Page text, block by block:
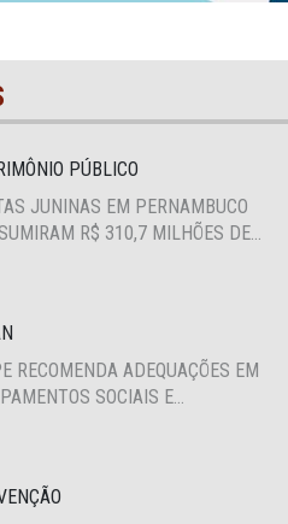
PÚBLICO
JUNINAS EM PERNAMBUCO
R$ 310,7 MILHÕES DE
RECOMENDA ADEQUAÇÕES EM
SOCIAIS E